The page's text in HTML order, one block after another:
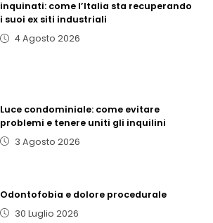
inquinati: come l’Italia sta recuperando
i suoi ex siti industriali
4 Agosto 2026
Luce condominiale: come evitare
problemi e tenere uniti gli inquilini
3 Agosto 2026
Odontofobia e dolore procedurale
30 Luglio 2026